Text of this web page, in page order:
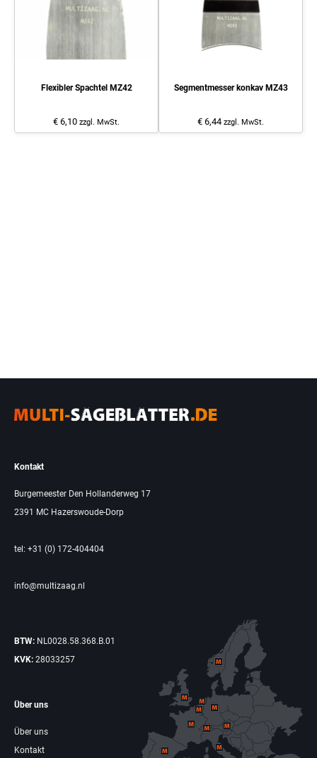
Flexibler Spachtel MZ42
€ 6,10 zzgl. MwSt.
Segmentmesser konkav MZ43
€ 6,44 zzgl. MwSt.
Kontakt
Burgemeester Den Hollanderweg 17
2391 MC Hazerswoude-Dorp
tel: +31 (0) 172-404404
info@multizaag.nl
BTW: NL0028.58.368.B.01
KVK: 28033257
Über uns
Über uns
Kontakt